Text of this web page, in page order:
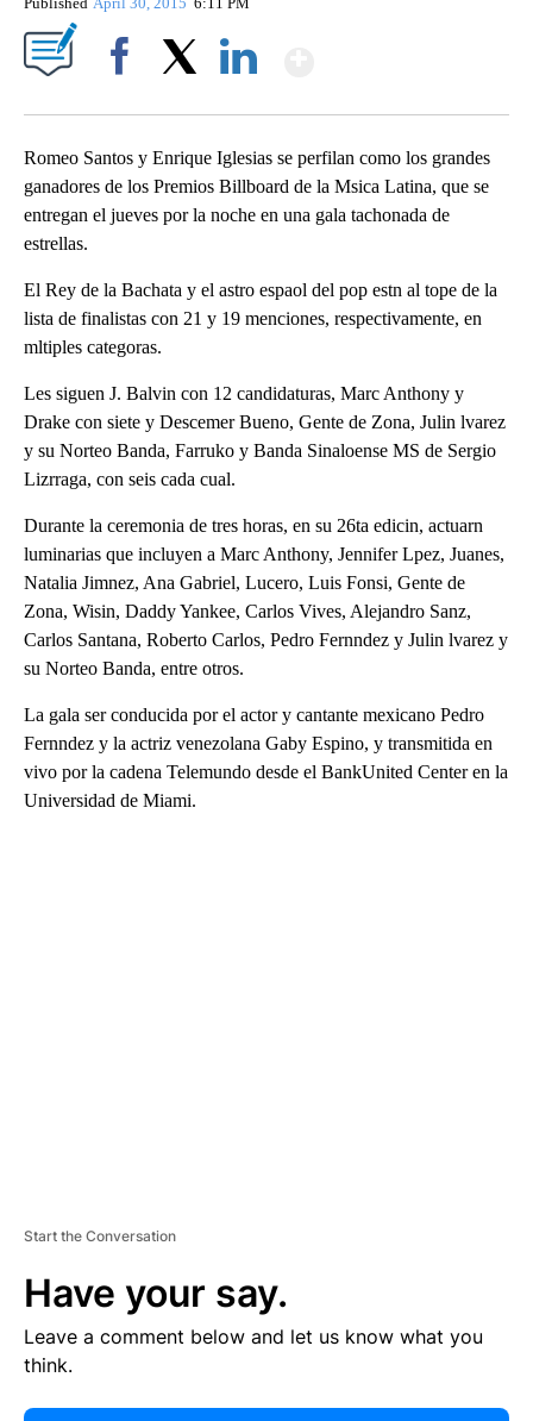
Romeo Santos y Enrique Iglesias se perfilan como los grandes
ganadores de los Premios Billboard de la Msica Latina, que se
entregan el jueves por la noche en una gala tachonada de
estrellas.
El Rey de la Bachata y el astro espaol del pop estn al tope de la
lista de finalistas con 21 y 19 menciones, respectivamente, en
mltiples categoras.
Les siguen J. Balvin con 12 candidaturas, Marc Anthony y
Drake con siete y Descemer Bueno, Gente de Zona, Julin lvarez
y su Norteo Banda, Farruko y Banda Sinaloense MS de Sergio
Lizrraga, con seis cada cual.
Durante la ceremonia de tres horas, en su 26ta edicin, actuarn
luminarias que incluyen a Marc Anthony, Jennifer Lpez, Juanes,
Natalia Jimnez, Ana Gabriel, Lucero, Luis Fonsi, Gente de
Zona, Wisin, Daddy Yankee, Carlos Vives, Alejandro Sanz,
Carlos Santana, Roberto Carlos, Pedro Fernndez y Julin lvarez y
su Norteo Banda, entre otros.
La gala ser conducida por el actor y cantante mexicano Pedro
Fernndez y la actriz venezolana Gaby Espino, y transmitida en
vivo por la cadena Telemundo desde el BankUnited Center en la
Universidad de Miami.
Start the Conversation
Have your say.
Leave a comment below and let us know what you
think.